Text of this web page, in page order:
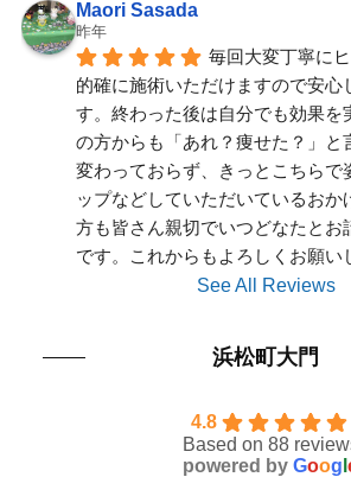
Maori Sasada
昨年
毎回大変丁寧に
的確に施術いただけますので安心
す。終わった後は自分でも効果を
の方からも「あれ？痩せた？」と
変わっておらず、きっとこちらで
ップなどしていただいているおか
方も皆さん親切でいつどなたとお
です。これからもよろしくお願い
See All Reviews
浜松町大門
4.8
Based on 88
powered by Goog